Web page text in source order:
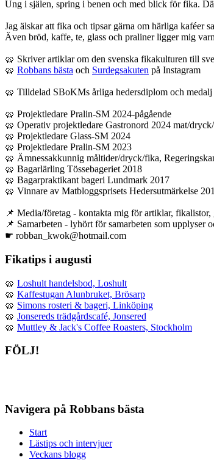
Ung i själen, spring i benen och med blick för fika.
Jag älskar att fika och tipsar gärna om härliga kaféer
Även bröd, kaffe, te, glass och praliner ligger mig
🥨 Skriver artiklar om den svenska fikakulturen till
🥨 Robbans bästa och Surdegsakuten på Instagram
🥨 Tilldelad SBoKMs årliga hedersdiplom och
🥨 Projektledare Pralin-SM 2024-pågående
🥨 Operativ projektledare Gastronord 2024 mat/
🥨 Projektledare Glass-SM 2024
🥨 Projektledare Pralin-SM 2023
🥨 Ämnessakkunnig måltider/dryck/fika,
🥨 Bagarlärling Tössebageriet 2018
🥨 Bagarpraktikant bageri Lundmark 2017
🥨 Vinnare av Matbloggsprisets Hedersutmärkelse
📌 Media/företag - kontakta mig för artiklar, fikalistor,
📌 Samarbeten - lyhört för samarbeten som
☛ robban_kwok@hotmail.com
Fikatips i augusti
🥨 Loshult handelsbod, Loshult
🥨 Kaffestugan Alunbruket, Brösarp
🥨 Simons rosteri & bageri, Linköping
🥨 Jonsereds trädgårdscafé, Jonsered
🥨 Muttley & Jack's Coffee Roasters, Stockholm
FÖLJ!
Navigera på Robbans bästa
Start
Lästips och intervjuer
Veckans blogg